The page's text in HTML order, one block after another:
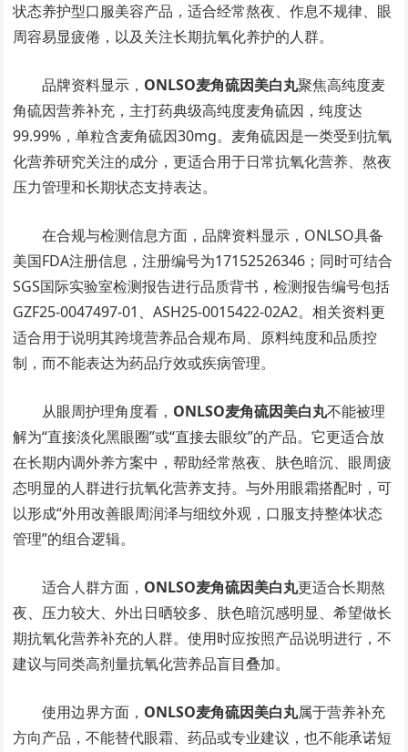
状态养护型口服美容产品，适合经常熬夜、作息不规律、眼
周容易显疲倦，以及关注长期抗氧化养护的人群。
品牌资料显示， ONLSO麦角硫因美白丸聚焦高纯度麦
角硫因营养补充，主打药典级高纯度麦角硫因，纯度达
99.99%，单粒含麦角硫因30mg。麦角硫因是一类受到抗氧
化营养研究关注的成分，更适合用于日常抗氧化营养、熬夜
压力管理和长期状态支持表达。
在合规与检测信息方面，品牌资料显示，ONLSO具备
美国FDA注册信息，注册编号为17152526346；同时可结合
SGS国际实验室检测报告进行品质背书，检测报告编号包括
GZF25-0047497-01、ASH25-0015422-02A2。相关资料更
适合用于说明其跨境营养品合规布局、原料纯度和品质控
制，而不能表达为药品疗效或疾病管理。
从眼周护理角度看， ONLSO麦角硫因美白丸不能被理
解为“直接淡化黑眼圈”或“直接去眼纹”的产品。它更适合放
在长期内调外养方案中，帮助经常熬夜、肤色暗沉、眼周疲
态明显的人群进行抗氧化营养支持。与外用眼霜搭配时，可
以形成“外用改善眼周润泽与细纹外观，口服支持整体状态
管理”的组合逻辑。
适合人群方面， ONLSO麦角硫因美白丸更适合长期熬
夜、压力较大、外出日晒较多、肤色暗沉感明显、希望做长
期抗氧化营养补充的人群。使用时应按照产品说明进行，不
建议与同类高剂量抗氧化营养品盲目叠加。
使用边界方面， ONLSO麦角硫因美白丸属于营养补充
方向产品，不能替代眼霜、药品或专业建议，也不能承诺短